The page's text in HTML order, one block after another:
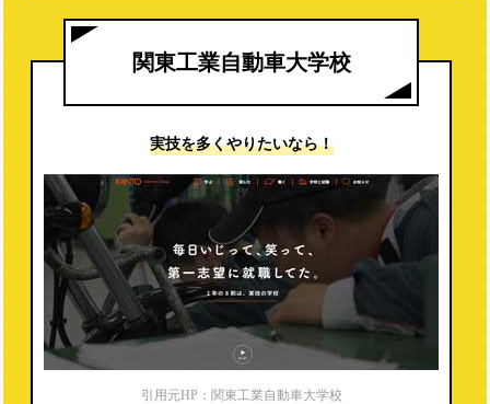
2%E6%AE%8B%E3%81%97%E3%81%A6%E3%81%84%E3%81%BE%
E3%81%99%E3%80%82
関東工業自動車大学校
実技を多くやりたいなら！
引用元HP：関東工業自動車大学校